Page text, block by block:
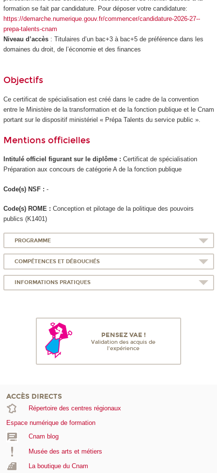
formation se fait par candidature. Pour déposer votre candidature:
https://demarche.numerique.gouv.fr/commencer/candidature-2026-27--
prepa-talents-cnam
Niveau d’accès: Titulaires d’un bac+3 à bac+5 de préférence dans les
domaines du droit, de l’économie et des finances
Objectifs
Ce certificat de spécialisation est créé dans le cadre de la convention
entre le Ministère de la transformation et de la fonction publique et le Cnam
portant sur le dispositif ministériel « Prépa Talents du service public ».
Mentions officielles
Intitulé officiel figurant sur le diplôme : Certificat de spécialisation
Préparation aux concours de catégorie A de la fonction publique
Code(s) NSF : -
Code(s) ROME : Conception et pilotage de la politique des pouvoirs
publics (K1401)
PROGRAMME
COMPÉTENCES ET DÉBOUCHÉS
INFORMATIONS PRATIQUES
PENSEZ VAE !
Validation des acquis de
l'expérience
ACCÈS DIRECTS
Répertoire des centres régionaux
Espace numérique de formation
Cnam blog
Musée des arts et métiers
La boutique du Cnam